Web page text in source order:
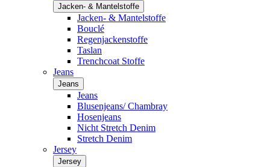
Jacken- & Mantelstoffe
Jacken- & Mantelstoffe
Bouclé
Regenjackenstoffe
Taslan
Trenchcoat Stoffe
Jeans
Jeans
Jeans
Blusenjeans/ Chambray
Hosenjeans
Nicht Stretch Denim
Stretch Denim
Jersey
Jersey